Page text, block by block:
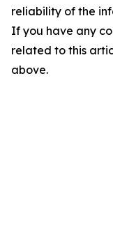
reliability of the
If you have any
related to this
above.